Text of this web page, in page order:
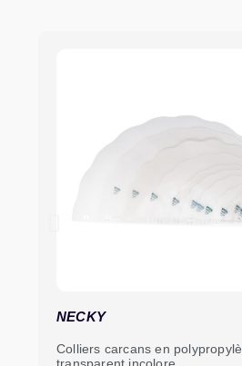
NECKY
Colliers carcans en polypropylène